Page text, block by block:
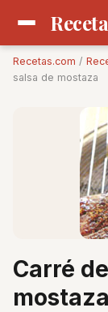
Recetas.com /
salsa de mostaza
Carré
mostaza